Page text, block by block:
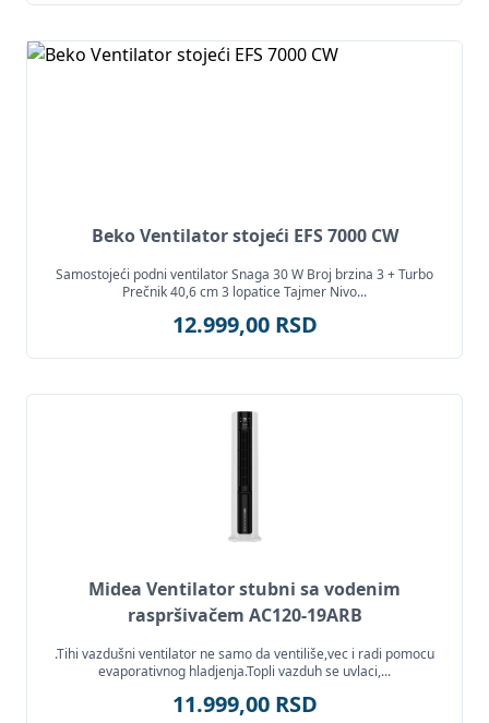
Beko Ventilator stojeći EFS 7000 CW
Samostojeći podni ventilator Snaga 30 W Broj brzina 3 + Turbo
Prečnik 40,6 cm 3 lopatice Tajmer Nivo...
12.999,00 RSD
Midea Ventilator stubni sa vodenim
raspršivačem AC120-19ARB
.Tihi vazdušni ventilator ne samo da ventiliše,vec i radi pomocu
evaporativnog hladjenja.Topli vazduh se uvlaci,...
11.999,00 RSD